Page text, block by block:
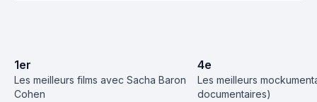
1er
Les meilleurs films avec Sacha Baron
Cohen
4e
Les meilleurs
documentaires)